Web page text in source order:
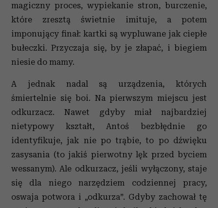
magiczny proces, wypiekanie stron, burczenie,
które zresztą świetnie imituje, a potem
imponujący finał: kartki są wypluwane jak ciepłe
bułeczki. Przyczaja się, by je złapać, i biegiem
niesie do mamy.
A jednak nadal są urządzenia, których
śmiertelnie się boi. Na pierwszym miejscu jest
odkurzacz. Nawet gdyby miał najbardziej
nietypowy kształt, Antoś bezbłędnie go
identyfikuje, jak nie po trąbie, to po dźwięku
zasysania (to jakiś pierwotny lęk przed byciem
wessanym). Ale odkurzacz, jeśli wyłączony, staje
się dla niego narzędziem codziennej pracy,
oswaja potwora i „odkurza”. Gdyby zachował tę